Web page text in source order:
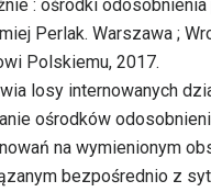
: ośrodki
Perlak. Warszawa ;
Polskiemu, 2017.
losy internowanych
ośrodków
na wymienionym
bezpośrednio z